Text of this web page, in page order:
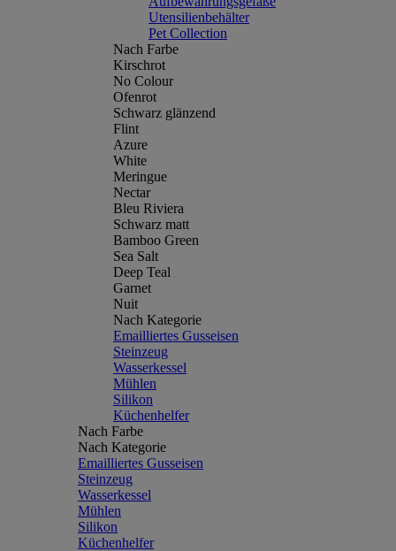
Utensilienbehälter
Pet Collection
Nach Farbe
Kirschrot
No Colour
Ofenrot
Schwarz glänzend
Flint
Azure
White
Meringue
Nectar
Bleu Riviera
Schwarz matt
Bamboo Green
Sea Salt
Deep Teal
Garnet
Nuit
Nach Kategorie
Emailliertes Gusseisen
Steinzeug
Wasserkessel
Mühlen
Silikon
Küchenhelfer
Nach Farbe
Nach Kategorie
Emailliertes Gusseisen
Steinzeug
Wasserkessel
Mühlen
Silikon
Küchenhelfer